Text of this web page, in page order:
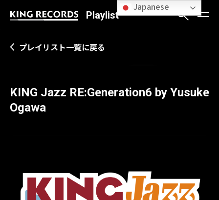
Playlist
プレイリスト一覧に戻る
KING Jazz RE:Generation6 by Yusuke
Ogawa
Japanese